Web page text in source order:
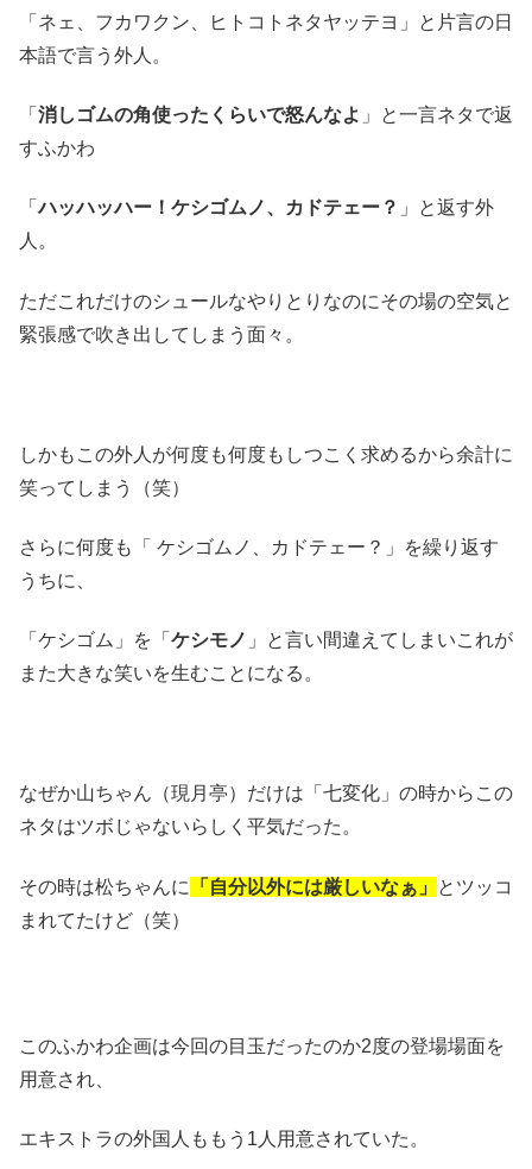
「ネェ、フカワクン、ヒトコトネタヤッテヨ」と片言の日
本語で言う外人。
「 消しゴムの角使ったくらいで怒んなよ 」と一言ネタで返
すふかわ
「ハッハッハー！ケシゴムノ、カドテェー？ 」と返す外
人。
ただこれだけのシュールなやりとりなのにその場の空気と
緊張感で吹き出してしまう面々。
しかもこの外人が何度も何度もしつこく求めるから余計に
笑ってしまう（笑）
さらに何度も「 ケシゴムノ、カドテェー？」を繰り返す
うちに、
「ケシゴム」を「 ケシモノ 」と言い間違えてしまいこれが
また大きな笑いを生むことになる。
なぜか山ちゃん（現月亭）だけは「七変化」の時からこの
ネタはツボじゃないらしく平気だった。
その時は松ちゃんに 「自分以外には厳しいなぁ」
とツッコ
まれてたけど（笑）
このふかわ企画は今回の目玉だったのか2度の登場場面を
用意され、
エキストラの外国人ももう1人用意されていた。